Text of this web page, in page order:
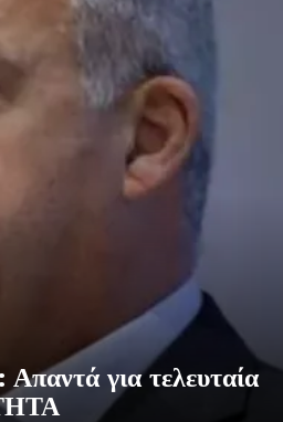
για τελευταία